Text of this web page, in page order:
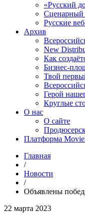
«Русский
Сценарный
Русские
Архив
New
Как
Бизнес-
Твой
Герой
Круглые
О нас
О сайте
Платформа
Главная
/
Новости
/
Объявлены
22 марта 2023